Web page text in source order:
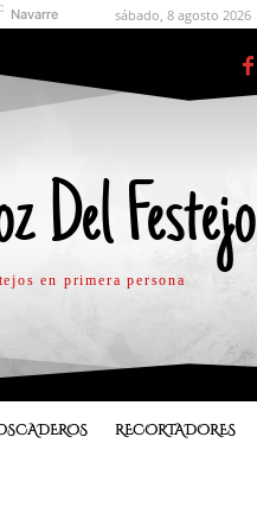
Navarre sábado, 8 agosto 2026
Del Festejo
en primera persona
RECORTADORES